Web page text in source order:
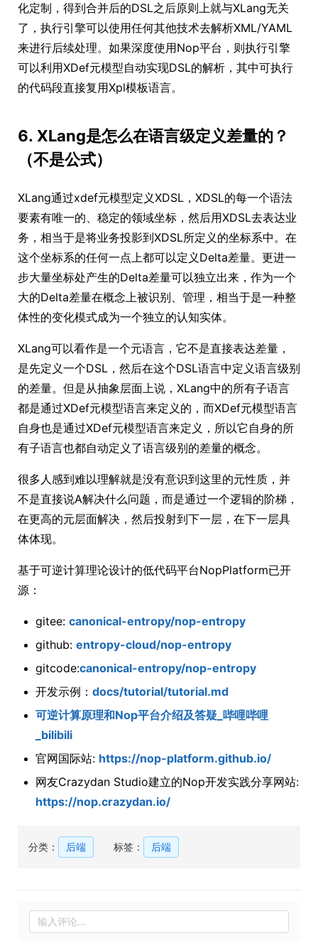
化定制，得到合并后的DSL之后原则上就与XLang无关
了，执行引擎可以使用任何其他技术去解析XML/YAML
来进行后续处理。如果深度使用Nop平台，则执行引擎
可以利用XDef元模型自动实现DSL的解析，其中可执行
的代码段直接复用Xpl模板语言。
6. XLang是怎么在语言级定义差量的？
（不是公式）
XLang通过xdef元模型定义XDSL，XDSL的每一个语法
要素有唯一的、稳定的领域坐标，然后用XDSL去表达业
务，相当于是将业务投影到XDSL所定义的坐标系中。在
这个坐标系的任何一点上都可以定义Delta差量。更进一
步大量坐标处产生的Delta差量可以独立出来，作为一个
大的Delta差量在概念上被识别、管理，相当于是一种整
体性的变化模式成为一个独立的认知实体。
XLang可以看作是一个元语言，它不是直接表达差量，
是先定义一个DSL，然后在这个DSL语言中定义语言级别
的差量。但是从抽象层面上说，XLang中的所有子语言
都是通过XDef元模型语言来定义的，而XDef元模型语言
自身也是通过XDef元模型语言来定义，所以它自身的所
有子语言也都自动定义了语言级别的差量的概念。
很多人感到难以理解就是没有意识到这里的元性质，并
不是直接说A解决什么问题，而是通过一个逻辑的阶梯，
在更高的元层面解决，然后投射到下一层，在下一层具
体体现。
基于可逆计算理论设计的低代码平台NopPlatform已开
源：
gitee: canonical-entropy/nop-entropy
github: entropy-cloud/nop-entropy
gitcode:canonical-entropy/nop-entropy
开发示例： docs/tutorial/tutorial.md
可逆计算原理和Nop平台介绍及答疑_哔哩哔哩
_bilibili
官网国际站: https://nop-platform.github.io/
网友Crazydan Studio建立的Nop开发实践分享网站:
https://nop.crazydan.io/
分类： 后端 标签： 后端